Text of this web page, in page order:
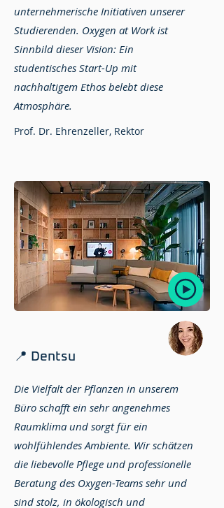
unternehmerische Initiativen unserer
Studierenden. Oxygen at Work ist
Sinnbild dieser Vision: Ein
studentisches Start-Up mit
nachhaltigem Ethos belebt diese
Atmosphäre.
Prof. Dr. Ehrenzeller, Rektor
📍 Dentsu
Die Vielfalt der Pflanzen in unserem
Büro schafft ein sehr angenehmes
Raumklima und sorgt für ein
wohlfühlendes Ambiente. Wir schätzen
die liebevolle Pflege und professionelle
Beratung des Oxygen-Teams sehr und
sind stolz, in ökologisch und